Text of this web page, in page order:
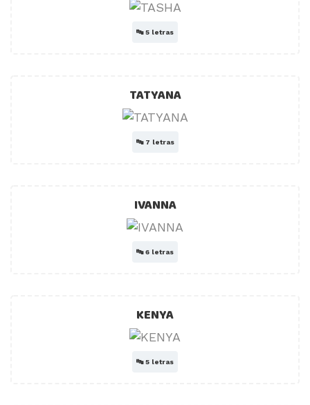
🔤5 letras
TATYANA
🔤 7 letras
IVANNA
🔤6 letras
KENYA
🔤5 letras